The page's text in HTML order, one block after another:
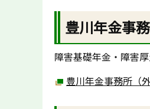
豊川年金事
障害基礎年金・障害
豊川年金事務所（